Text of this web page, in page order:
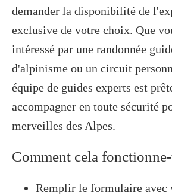
demander la disponibilité de
exclusive de votre choix. Que
intéressé par une randonnée
d'alpinisme ou un circuit
équipe de guides experts est
accompagner en toute sécurité
merveilles des Alpes.
Comment cela
Remplir le formulaire avec